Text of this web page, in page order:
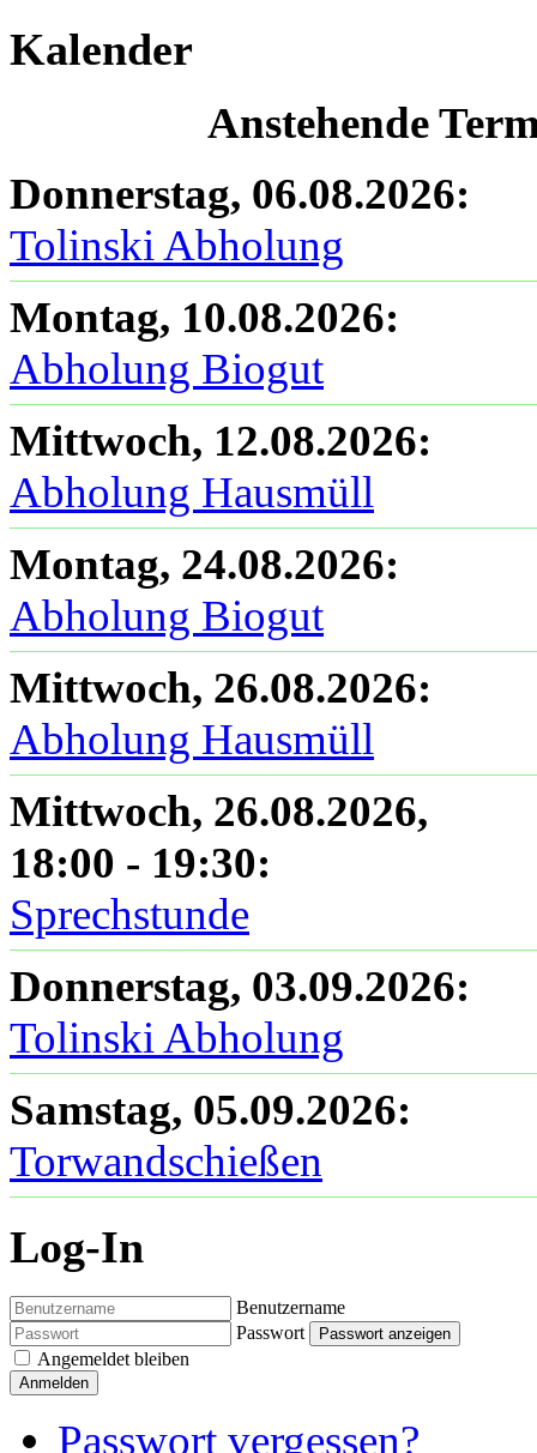
Kalender
Anstehende
Donnerstag, 06.08.2026:
Tolinski Abholung
Montag, 10.08.2026:
Abholung Biogut
Mittwoch, 12.08.2026:
Abholung Hausmüll
Montag, 24.08.2026:
Abholung Biogut
Mittwoch, 26.08.2026:
Abholung Hausmüll
Mittwoch, 26.08.2026,
18:00 - 19:30:
Sprechstunde
Donnerstag, 03.09.2026:
Tolinski Abholung
Samstag, 05.09.2026:
Torwandschießen
Log-In
Benutzername
Passwort
Passwort anzeigen
Angemeldet bleiben
Anmelden
Passwort vergessen?